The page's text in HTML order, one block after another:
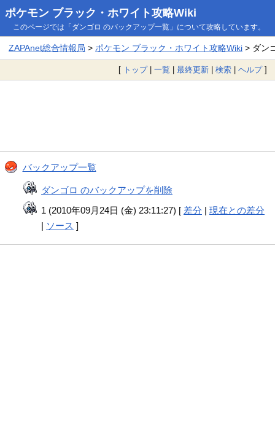
ポケモン ブラック・ホワイト攻略Wiki
このページでは「ダンゴロ のバックアップ一覧」について攻略しています。
ZAPAnet総合情報局 > ポケモン ブラック・ホワイト攻略Wiki> ダン
[ トップ| 一覧 | 最終更新 | 検索 | ヘルプ]
バックアップ一覧
ダンゴロ のバックアップを削除
1 (2010年09月24日 (金) 23:11:27) [ 差分 |現在との差分
| ソース ]